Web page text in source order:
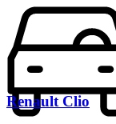
Renault Clio